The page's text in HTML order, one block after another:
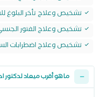
‏‏تشخيص وعلاج تأخر البلوغ
‏تشخيص وعلاج الفتور
‏تشخيص وعلاج اضطرابات
ما هو أقرب ميعاد